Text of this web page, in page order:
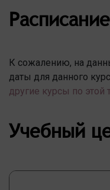
К сожалению, на
даты для данного
другие курсы по этой
Учебный